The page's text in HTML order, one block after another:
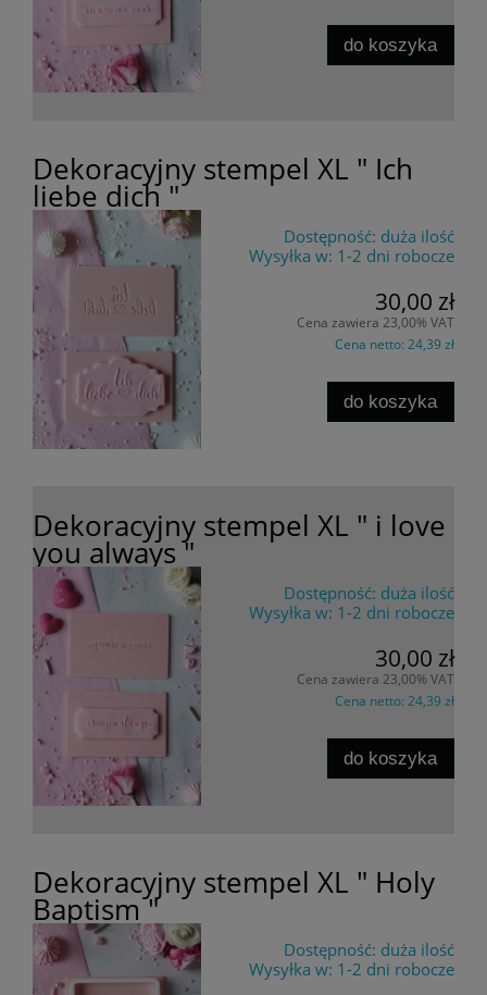
do koszyka
Dekoracyjny stempel XL " Ich
liebe dich "
Dostępność: duża ilość
Wysyłka w: 1-2 dni robocze
30,00 zł
Cena zawiera 23,00% VAT
Cena netto: 24,39 zł
do koszyka
Dekoracyjny stempel XL " i love
you always "
Dostępność: duża ilość
Wysyłka w: 1-2 dni robocze
30,00 zł
Cena zawiera 23,00% VAT
Cena netto: 24,39 zł
do koszyka
Dekoracyjny stempel XL " Holy
Baptism "
Dostępność: duża ilość
Wysyłka w: 1-2 dni robocze